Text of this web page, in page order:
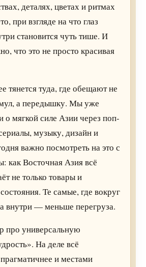
деталях, цветах и ритмах
при взгляде на что глаз
становится чуть тише. И
что это не просто красивая
тянется туда, где обещают не
а передышку. Мы уже
о мягкой силе Азии через поп-
музыку, дизайн и
важно посмотреть на это с
как Восточная Азия всё
не только товары и
Те самые, где вокруг
внутри — меньше перегруза.
про универсальную
На деле всё
и местами